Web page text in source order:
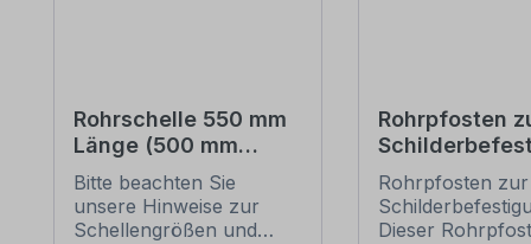
Rohrschelle 550 mm
Länge (500 mm
Lochung) zur
Schilderbefestigung
Bitte beachten Sie
unsere Hinweise zur
Schellengrößen und
Rohrpfosten
– 3500 mm /
mm
Rohrpfosten
Dieser